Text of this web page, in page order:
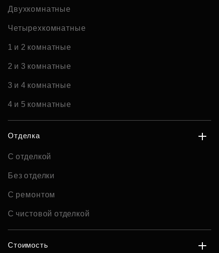
Двухкомнатные
Четырехкомнатные
1 и 2 комнатные
2 и 3 комнатные
3 и 4 комнатные
4 и 5 комнатные
Отделка
С отделкой
Без отделки
С ремонтом
С чистовой отделкой
Стоимость